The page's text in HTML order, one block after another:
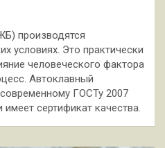
производятся
условиях. Это практически
человеческого фактора
Автоклавный
ГОСТу 2007
сертификат качества.